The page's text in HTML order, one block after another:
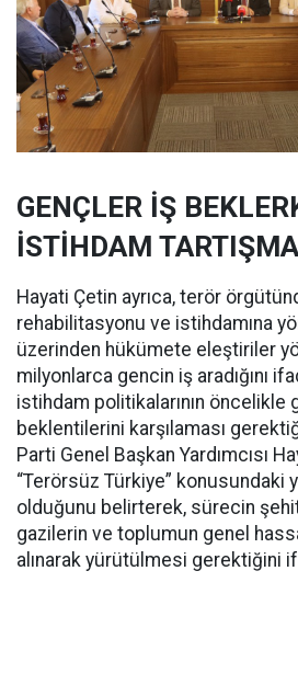
GENÇLER İŞ
İSTİHDAM
Hayati Çetin ayrıca, terör
rehabilitasyonu ve istihdamına
üzerinden hükümete eleştiriler
milyonlarca gencin iş aradığını
istihdam politikalarının öncelikle
beklentilerini karşılaması
Parti Genel Başkan Yardımcısı
“Terörsüz Türkiye” konusundaki
olduğunu belirterek, sürecin şehit
gazilerin ve toplumun genel
alınarak yürütülmesi gerektiğini